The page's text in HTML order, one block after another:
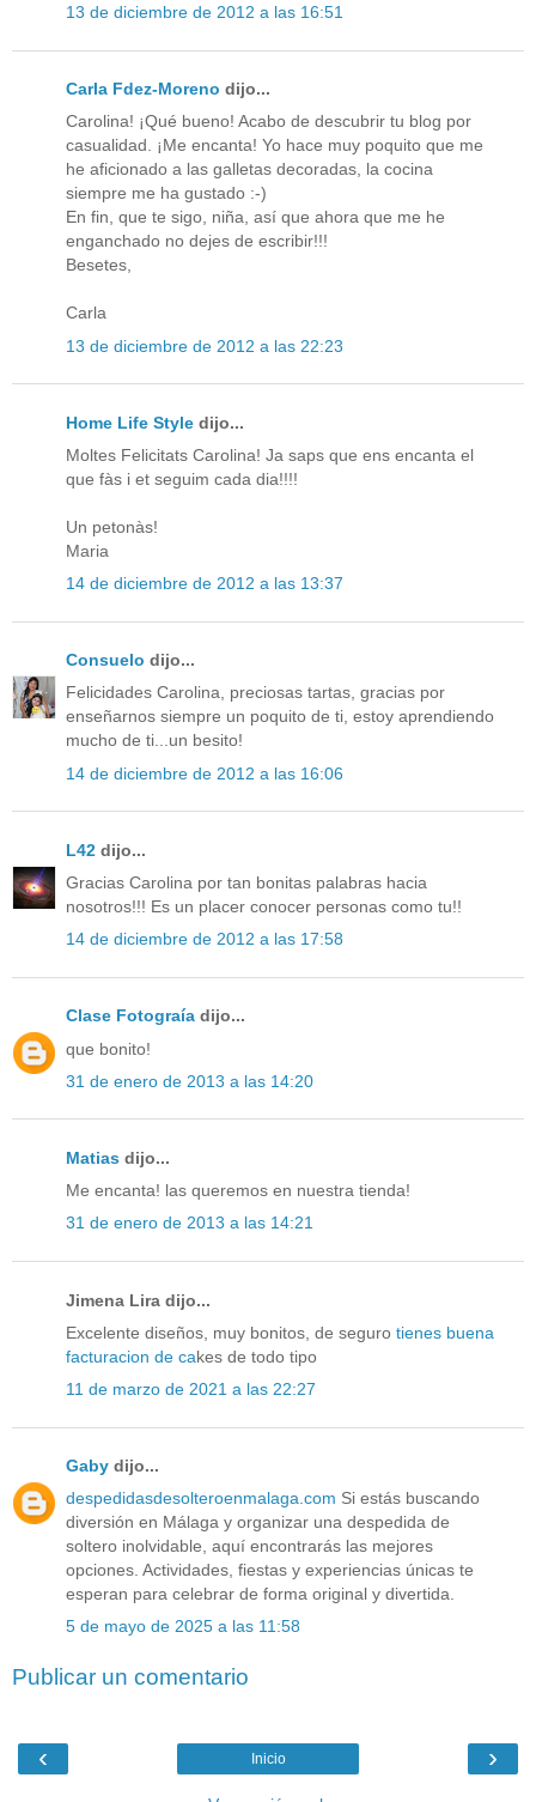
13 de diciembre de 2012 a las 16:51
Carla Fdez-Moreno dijo...
Carolina! ¡Qué bueno! Acabo de descubrir tu blog por
casualidad. ¡Me encanta! Yo hace muy poquito que me
he aficionado a las galletas decoradas, la cocina
siempre me ha gustado :-)
En fin, que te sigo, niña, así que ahora que me he
enganchado no dejes de escribir!!!
Besetes,
Carla
13 de diciembre de 2012 a las 22:23
Home Life Style dijo...
Moltes Felicitats Carolina! Ja saps que ens encanta el
que fàs i et seguim cada dia!!!!
Un petonàs!
Maria
14 de diciembre de 2012 a las 13:37
Consuelo dijo...
Felicidades Carolina, preciosas tartas, gracias por
enseñarnos siempre un poquito de ti, estoy aprendiendo
mucho de ti...un besito!
14 de diciembre de 2012 a las 16:06
L42 dijo...
Gracias Carolina por tan bonitas palabras hacia
nosotros!!! Es un placer conocer personas como tu!!
14 de diciembre de 2012 a las 17:58
Clase Fotograía dijo...
que bonito!
31 de enero de 2013 a las 14:20
Matias dijo...
Me encanta! las queremos en nuestra tienda!
31 de enero de 2013 a las 14:21
Jimena Lira dijo...
Excelente diseños, muy bonitos, de seguro tienes buena
facturacion de cakes de todo tipo
11 de marzo de 2021 a las 22:27
Gaby dijo...
despedidasdesolteroenmalaga.com Si estás buscando
diversión en Málaga y organizar una despedida de
soltero inolvidable, aquí encontrarás las mejores
opciones. Actividades, fiestas y experiencias únicas te
esperan para celebrar de forma original y divertida.
5 de mayo de 2025 a las 11:58
Publicar un comentario
‹ ›
Inicio